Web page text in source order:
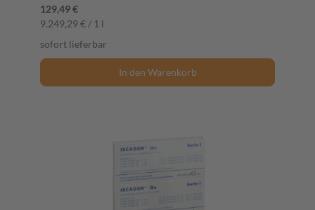
129,49 €
9.249,29 € / 1 l
sofort lieferbar
In den Warenkorb